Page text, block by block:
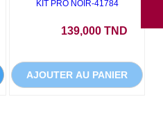
KIT PRO NOIR-41784
139,000 TND
AJOUTER AU PANIER